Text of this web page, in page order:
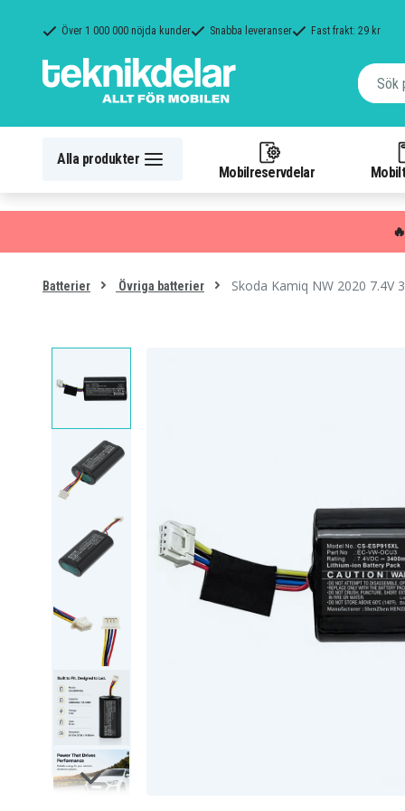
Över 1 000 000 nöjda kunder Snabba leveranser Fast frakt: 29 kr
Alla produkter
Mobilreservdelar
Batterier Övriga batterier Skoda Kamiq NW 2020 7.4V